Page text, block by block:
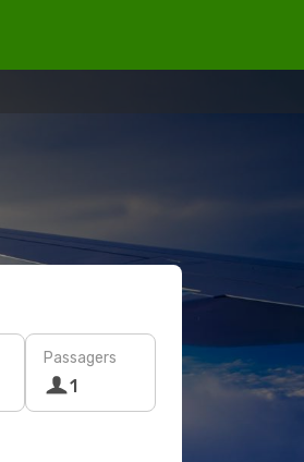
Passagers
1